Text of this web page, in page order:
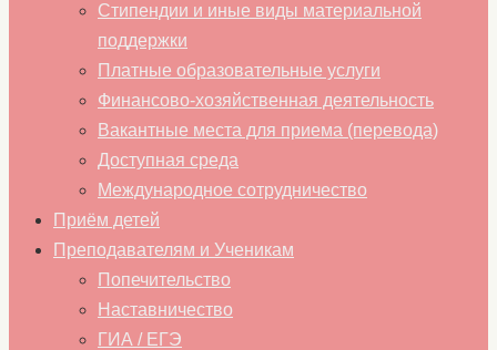
Стипендии и иные виды материальной
поддержки
Платные образовательные услуги
Финансово-хозяйственная деятельность
Вакантные места для приема (перевода)
Доступная среда
Международное сотрудничество
Приём детей
Преподавателям и Ученикам
Попечительство
Наставничество
ГИА / ЕГЭ